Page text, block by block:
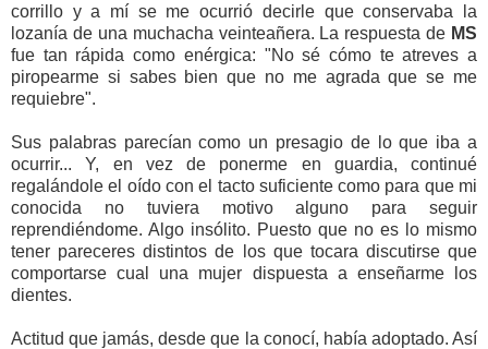
corrillo y a mí se me ocurrió decirle que conservaba la
lozanía de una muchacha veinteañera. La respuesta de MS
fue tan rápida como enérgica: "No sé cómo te atreves a
piropearme si sabes bien que no me agrada que se me
requiebre".
Sus palabras parecían como un presagio de lo que iba a
ocurrir... Y, en vez de ponerme en guardia, continué
regalándole el oído con el tacto suficiente como para que mi
conocida no tuviera motivo alguno para seguir
reprendiéndome. Algo insólito. Puesto que no es lo mismo
tener pareceres distintos de los que tocara discutirse que
comportarse cual una mujer dispuesta a enseñarme los
dientes.
Actitud que jamás, desde que la conocí, había adoptado. Así